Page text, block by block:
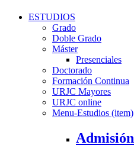
ESTUDIOS
Grado
Doble Grado
Máster
Presenciales
Doctorado
Formación Continua
URJC Mayores
URJC online
Menu-Estudios (item)
Admisión